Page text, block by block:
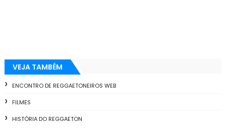
VEJA TAMBÉM
ENCONTRO DE REGGAETONEIROS WEB
FILMES
HISTÓRIA DO REGGAETON